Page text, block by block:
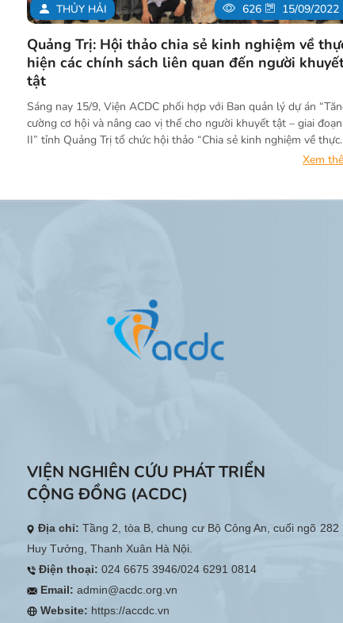
THỦY HẢI 626 15/09/2022
Quảng Trị: Hội thảo chia sẻ kinh nghiệm về
hiện các chính sách liên quan đến người
tật
Sáng nay 15/9, Viện ACDC phối hợp với Ban quản lý dự án
cường cơ hội và nâng cao vị thế cho người khuyết tật – giai đoạn
II” tỉnh Quảng Trị tổ chức hội thảo “Chia sẻ kinh nghiệm về thực
Xem
VIỆN NGHIÊN CỨU PHÁT TRIỂN
CỘNG ĐỒNG (ACDC)
Địa chỉ: Tầng 2, tòa B, chung cư Bộ Công An, cuối ngõ 282
Huy Tưởng, Thanh Xuân Hà Nội.
Điện thoại: 024 6675 3946/024 6291 0814
Email: admin@acdc.org.vn
Website: https://accdc.vn